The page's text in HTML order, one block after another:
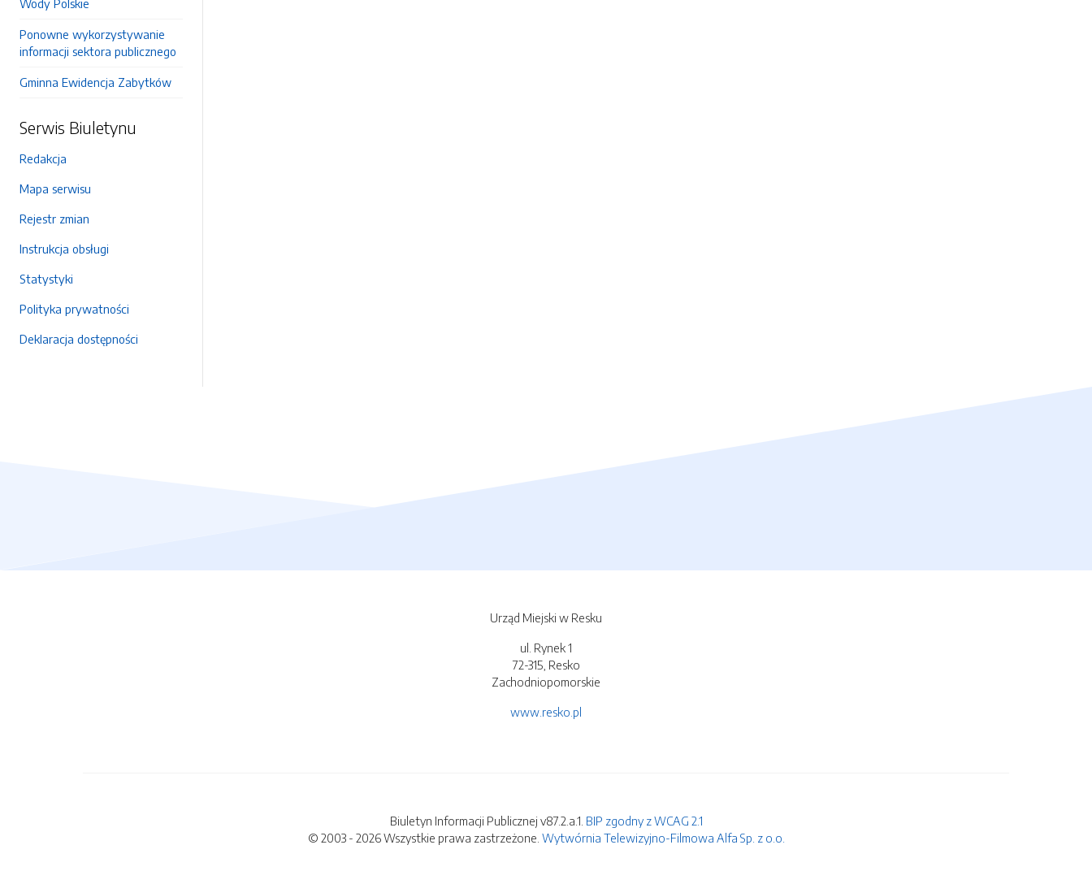
Wody Polskie
Ponowne wykorzystywanie
informacji sektora publicznego
Gminna Ewidencja Zabytków
Serwis Biuletynu
Redakcja
Mapa serwisu
Rejestr zmian
Instrukcja obsługi
Statystyki
Polityka prywatności
Deklaracja dostępności
Urząd Miejski w Resku
ul. Rynek 1
72-315, Resko
Zachodniopomorskie
www.resko.pl
Biuletyn Informacji Publicznej v87.2.a.1. BIP zgodny z WCAG 2.1
© 2003 - 2026 Wszystkie prawa zastrzeżone. Wytwórnia Telewizyjno-Filmowa Alfa Sp. z o.o.